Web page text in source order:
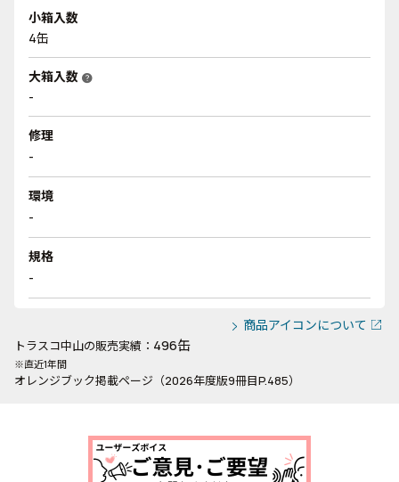
小箱入数
4缶
大箱入数 help
-
修理
-
環境
-
規格
-
商品アイコンについて
トラスコ中山の販売実績： 496缶
※直近1年間
オレンジブック掲載ページ（2026年度版9冊目P.485）